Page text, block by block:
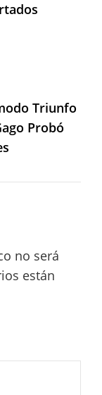
Triunfo
Probó
no será
están